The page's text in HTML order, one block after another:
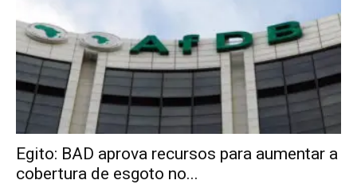
Egito: BAD aprova recursos para aumentar a
cobertura de esgoto no...